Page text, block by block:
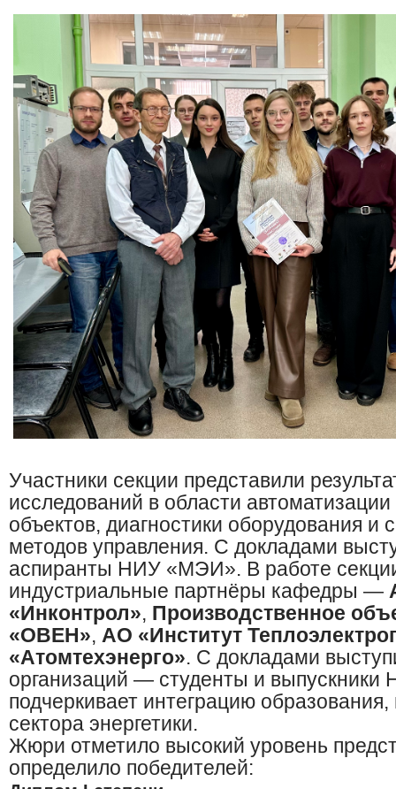
Участники секции представили
исследований в области автоматизации
объектов, диагностики оборудования и
методов управления. С докладами
аспиранты НИУ «МЭИ». В работе
индустриальные партнёры кафедры —
«Инконтрол», Производственное
«ОВЕН», АО «Институт
«Атомтехэнерго». С докладами
организаций — студенты и
подчеркивает интеграцию образования,
сектора энергетики.
Жюри отметило высокий уровень
определило победителей: